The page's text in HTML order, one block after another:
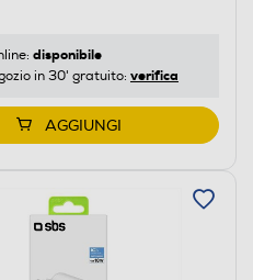
disponibile
in 30' gratuito: verifica
AGGIUNGI